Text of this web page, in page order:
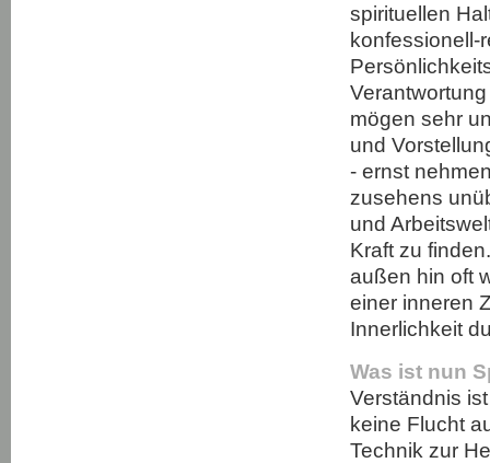
spirituellen
konfessionell-
mögen sehr
und
- ernst
zusehens
und
Kraft zu
außen hin oft
einer inneren
Innerlichkeit
Was ist nun
Verständnis
keine Flucht
Technik zur